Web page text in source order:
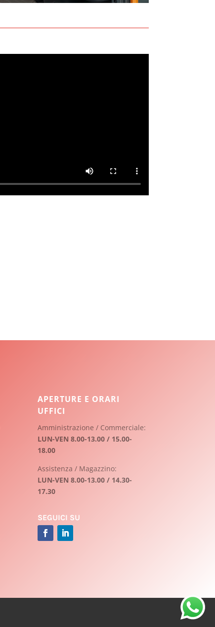
APERTURE E ORARI
UFFICI
Amministrazione / Commerciale:
LUN-VEN 8.00-13.00 / 15.00-
18.00
Assistenza / Magazzino:
LUN-VEN 8.00-13.00 / 14.30-
17.30
SEGUICI SU